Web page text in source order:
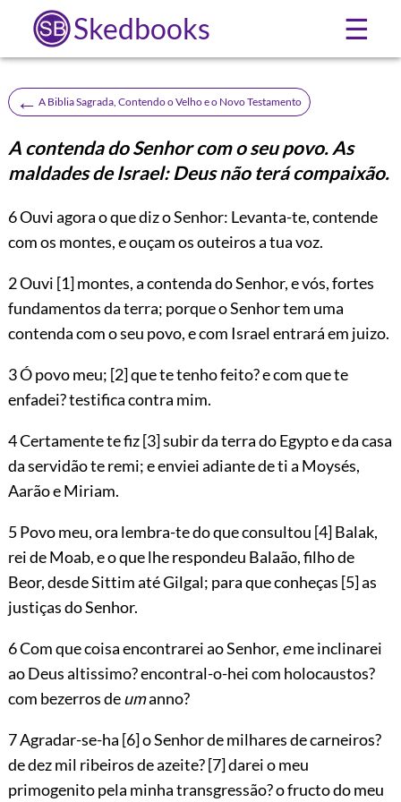
Skedbooks ☰
← A Biblia Sagrada, Contendo o Velho e o Novo Testamento
A contenda do Senhor com o seu povo. As
maldades de Israel: Deus não terá compaixão.
6Ouvi agora o que diz o Senhor: Levanta-te, contende
com os montes, e ouçam os outeiros a tua voz.
2 Ouvi [1]montes, a contenda do Senhor, e vós, fortes
fundamentos da terra; porque o Senhor tem uma
contenda com o seu povo, e com Israel entrará em juizo.
3 Ó povo meu; [2]que te tenho feito? e com que te
enfadei? testifica contra mim.
4 Certamente te fiz[3]subir da terra do Egypto e da casa
da servidão te remi; e enviei adiante de ti a Moysés,
Aarão e Miriam.
5 Povo meu, ora lembra-te do que consultou [4]Balak,
rei de Moab, e o que lhe respondeu Balaão, filho de
Beor, desde Sittim até Gilgal; para que conheças [5]as
justiças do Senhor.
6 Com que coisa encontrarei ao Senhor, eme inclinarei
ao Deus altissimo? encontral-o-hei com holocaustos?
com bezerros deumanno?
7 Agradar-se-ha [6]o Senhor de milhares de carneiros?
de dez mil ribeiros de azeite?[7]darei o meu
primogenito pela minha transgressão? o fructo do meu